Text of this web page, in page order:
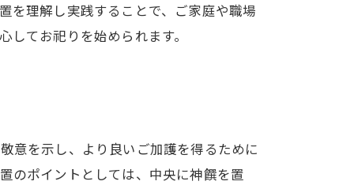
を理解し実践することで、ご家庭や職場
てお祀りを始められます。
意を示し、より良いご加護を得るために
のポイントとしては、中央に神饌を置